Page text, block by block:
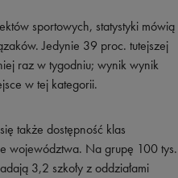
sportowych, statystyki mówią
Jedynie 39 proc. tutejszej
raz w tygodniu; wynik wynik
w tej kategorii.
także dostępność klas
województwa. Na grupę 100 tys.
3,2 szkoły z oddziałami